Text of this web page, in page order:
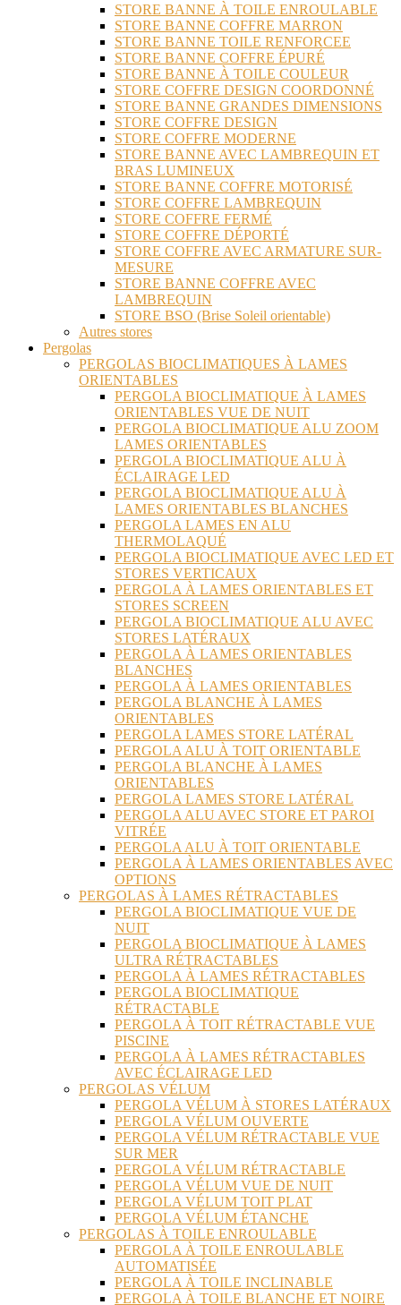
STORE BANNE À TOILE ENROULABLE
STORE BANNE COFFRE MARRON
STORE BANNE TOILE RENFORCEE
STORE BANNE COFFRE ÉPURÉ
STORE BANNE À TOILE COULEUR
STORE COFFRE DESIGN COORDONNÉ
STORE BANNE GRANDES DIMENSIONS
STORE COFFRE DESIGN
STORE COFFRE MODERNE
STORE BANNE AVEC LAMBREQUIN ET
BRAS LUMINEUX
STORE BANNE COFFRE MOTORISÉ
STORE COFFRE LAMBREQUIN
STORE COFFRE FERMÉ
STORE COFFRE DÉPORTÉ
STORE COFFRE AVEC ARMATURE SUR-
MESURE
STORE BANNE COFFRE AVEC
LAMBREQUIN
STORE BSO (Brise Soleil orientable)
Autres stores
Pergolas
PERGOLAS BIOCLIMATIQUES À LAMES
ORIENTABLES
PERGOLA BIOCLIMATIQUE À LAMES
ORIENTABLES VUE DE NUIT
PERGOLA BIOCLIMATIQUE ALU ZOOM
LAMES ORIENTABLES
PERGOLA BIOCLIMATIQUE ALU À
ÉCLAIRAGE LED
PERGOLA BIOCLIMATIQUE ALU À
LAMES ORIENTABLES BLANCHES
PERGOLA LAMES EN ALU
THERMOLAQUÉ
PERGOLA BIOCLIMATIQUE AVEC LED ET
STORES VERTICAUX
PERGOLA À LAMES ORIENTABLES ET
STORES SCREEN
PERGOLA BIOCLIMATIQUE ALU AVEC
STORES LATÉRAUX
PERGOLA À LAMES ORIENTABLES
BLANCHES
PERGOLA À LAMES ORIENTABLES
PERGOLA BLANCHE À LAMES
ORIENTABLES
PERGOLA LAMES STORE LATÉRAL
PERGOLA ALU À TOIT ORIENTABLE
PERGOLA BLANCHE À LAMES
ORIENTABLES
PERGOLA LAMES STORE LATÉRAL
PERGOLA ALU AVEC STORE ET PAROI
VITRÉE
PERGOLA ALU À TOIT ORIENTABLE
PERGOLA À LAMES ORIENTABLES AVEC
OPTIONS
PERGOLAS À LAMES RÉTRACTABLES
PERGOLA BIOCLIMATIQUE VUE DE
NUIT
PERGOLA BIOCLIMATIQUE À LAMES
ULTRA RÉTRACTABLES
PERGOLA À LAMES RÉTRACTABLES
PERGOLA BIOCLIMATIQUE
RÉTRACTABLE
PERGOLA À TOIT RÉTRACTABLE VUE
PISCINE
PERGOLA À LAMES RÉTRACTABLES
AVEC ÉCLAIRAGE LED
PERGOLAS VÉLUM
PERGOLA VÉLUM À STORES LATÉRAUX
PERGOLA VÉLUM OUVERTE
PERGOLA VÉLUM RÉTRACTABLE VUE
SUR MER
PERGOLA VÉLUM RÉTRACTABLE
PERGOLA VÉLUM VUE DE NUIT
PERGOLA VÉLUM TOIT PLAT
PERGOLA VÉLUM ÉTANCHE
PERGOLAS À TOILE ENROULABLE
PERGOLA À TOILE ENROULABLE
AUTOMATISÉE
PERGOLA À TOILE INCLINABLE
PERGOLA À TOILE BLANCHE ET NOIRE